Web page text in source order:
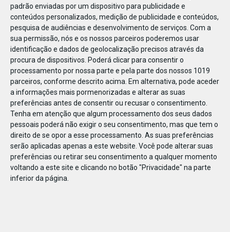
padrão enviadas por um dispositivo para publicidade e
conteúdos personalizados, medição de publicidade e conteúdos,
pesquisa de audiências e desenvolvimento de serviços. Com a
sua permissão, nós e os nossos parceiros poderemos usar
identificação e dados de geolocalização precisos através da
procura de dispositivos. Poderá clicar para consentir o
processamento por nossa parte e pela parte dos nossos 1019
parceiros, conforme descrito acima. Em alternativa, pode aceder
a informações mais pormenorizadas e alterar as suas
preferências antes de consentir ou recusar o consentimento.
Tenha em atenção que algum processamento dos seus dados
pessoais poderá não exigir o seu consentimento, mas que tem o
direito de se opor a esse processamento. As suas preferências
serão aplicadas apenas a este website. Você pode alterar suas
preferências ou retirar seu consentimento a qualquer momento
voltando a este site e clicando no botão "Privacidade" na parte
inferior da página.
84967504070506